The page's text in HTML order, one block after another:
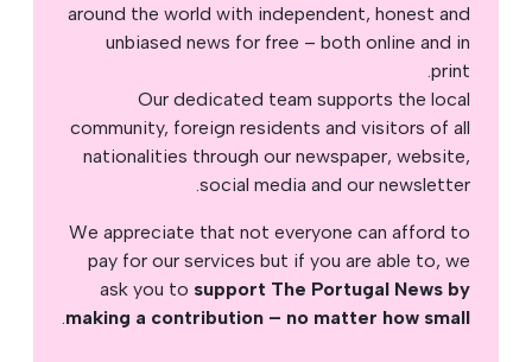
around the world with independent, honest and
unbiased news for free – both online and in
print.
Our dedicated team supports the local
community, foreign residents and visitors of all
nationalities through our newspaper, website,
social media and our newsletter.
We appreciate that not everyone can afford to
pay for our services but if you are able to, we
ask you to support The Portugal News by
making a contribution – no matter how small
.